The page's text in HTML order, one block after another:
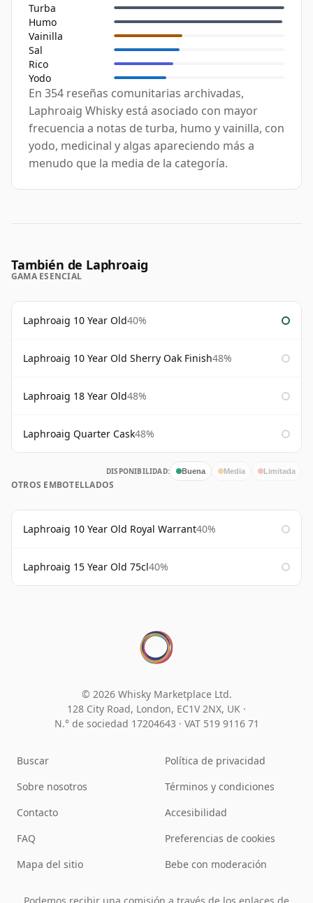
Turba
Humo
Vainilla
Sal
Rico
Yodo
En 354 reseñas comunitarias archivadas,
Laphroaig Whisky está asociado con mayor
frecuencia a notas de turba, humo y vainilla, con
yodo, medicinal y algas apareciendo más a
menudo que la media de la categoría.
También de Laphroaig
GAMA ESENCIAL
Laphroaig 10 Year Old40%
Laphroaig 10 Year Old Sherry Oak Finish48%
Laphroaig 18 Year Old48%
Laphroaig Quarter Cask48%
DISPONIBILIDAD: Buena Media Limitada
OTROS EMBOTELLADOS
Laphroaig 10 Year Old Royal Warrant40%
Laphroaig 15 Year Old 75cl40%
© 2026 Whisky Marketplace Ltd.
128 City Road, London, EC1V 2NX, UK ·
N.° de sociedad 17204643 · VAT 519 9116 71
Buscar
Sobre nosotros
Contacto
FAQ
Mapa del sitio
Política de privacidad
Términos y condiciones
Accesibilidad
Preferencias de cookies
Bebe con moderación